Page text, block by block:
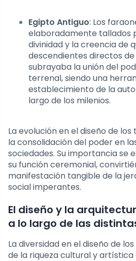
Egipto Antiguo: Los
elaboradamente tallados
divinidad y la creencia de
descendientes directos de
subrayaba la unión del
terrenal, siendo una
establecimiento de la
largo de los milenios.
La evolución en el diseño de
la consolidación del poder en
sociedades. Su importancia se
su función ceremonial,
manifestación tangible de la
social imperantes.
El diseño y la
a lo largo de las
La diversidad en el diseño de
de la riqueza cultural y artística